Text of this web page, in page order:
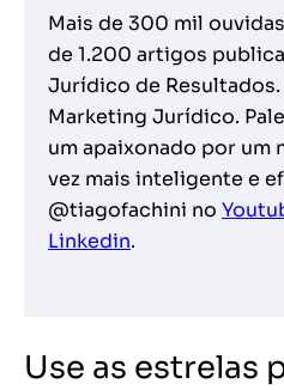
Mais de 300 mil
de 1.200 artigos
Jurídico de
Marketing Jurídico.
um apaixonado por um
vez mais inteligente e
@tiagofachini no
Linkedin.
Use as estrelas